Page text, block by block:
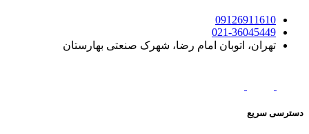
09126911610
021-36045449
تهران، اتوبان امام رضا، شهرک صنعتی بهارستان
دسترسی سریع